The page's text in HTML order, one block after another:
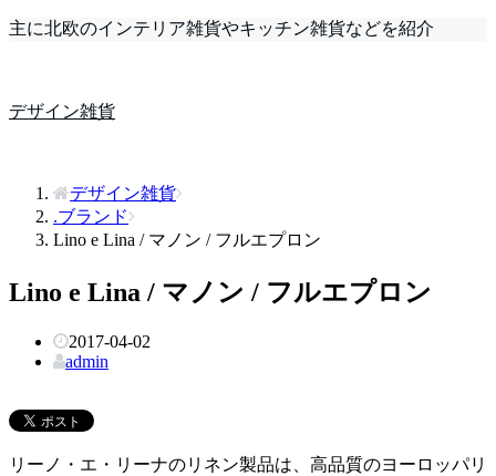
主に北欧のインテリア雑貨やキッチン雑貨などを紹介
デザイン雑貨
デザイン雑貨
.ブランド
Lino e Lina / マノン / フルエプロン
Lino e Lina / マノン / フルエプロン
2017-04-02
admin
リーノ・エ・リーナのリネン製品は、高品質のヨーロッパリ